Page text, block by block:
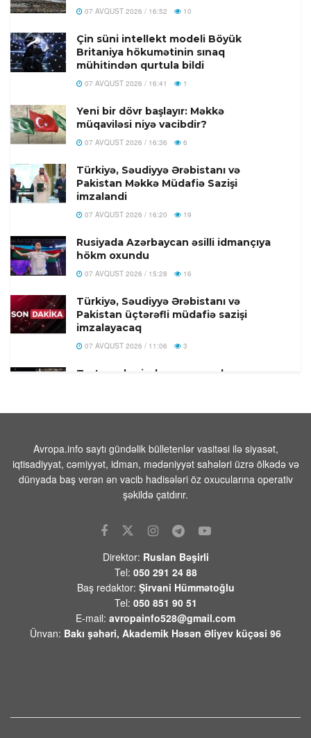
07 AVQUST 2026 / 16:52 10
Çin süni intellekt modeli Böyük
Britaniya hökumətinin sınaq
mühitindən qurtula bildi
07 AVQUST 2026 / 16:41 1
Yeni bir dövr başlayır: Məkkə
müqaviləsi niyə vacibdir?
07 AVQUST 2026 / 16:36 6
Türkiyə, Səudiyyə Ərəbistanı və
Pakistan Məkkə Müdafiə Sazişi
imzalandi
07 AVQUST 2026 / 16:20 19
Rusiyada Azərbaycan əsilli idmançıya
hökm oxundu
07 AVQUST 2026 / 15:28 16
Türkiyə, Səudiyyə Ərəbistanı və
Pakistan üçtərəfli müdafiə sazişi
imzalayacaq
07 AVQUST 2026 / 11:06 3
Tərtər şəhərində ər və arvadın yanaraq
Beyləqanda 18 yaşlı gənc kanalda
bataraq ölüb
07 AVQUST 2026 / 10:04 14
Rusiya səmasında gecə ərzində 203
07 AVQUST 2026 / 9:54 21
Məhəmməd Əsədullazadə:
“Azərbaycan-Ermənistan mövzusu
ATƏT üçün artıq qapalı səhifədir”
07 AVQUST 2026 / 9:26 53
Yekaterinburqdakı Wildberries
kürəyimizdən bıçaqladı
Avropa.info saytı gündəlik bülletenlər vasitəsi ilə siyasət,
iqtisadiyyat, cəmiyyət, idman, mədəniyyət sahələri üzrə ölkədə və
dünyada baş verən ən vacib hadisələri öz oxucularına operativ
şəkildə çatdırır.
Direktor: Ruslan Bəşirli
Tel: 050 291 24 88
Baş redaktor: Şirvani Hümmətoğlu
Tel: 050 851 90 51
E-mail: avropainfo528@gmail.com
Ünvan: Bakı şəhəri, Akademik Həsən Əliyev küçəsi 96